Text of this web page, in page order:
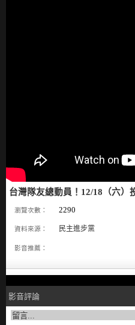
台灣隊友總動員！12/18（六）
瀏覽次數： 2290
資料來源： 民主進步黨
影音推薦：
影音評論